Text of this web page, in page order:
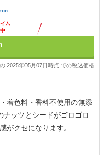
ム
2025年05月07日時点 での税込価格
着色料・香料不使用の無添
ッツとシードがゴロゴロ
がクセになります。